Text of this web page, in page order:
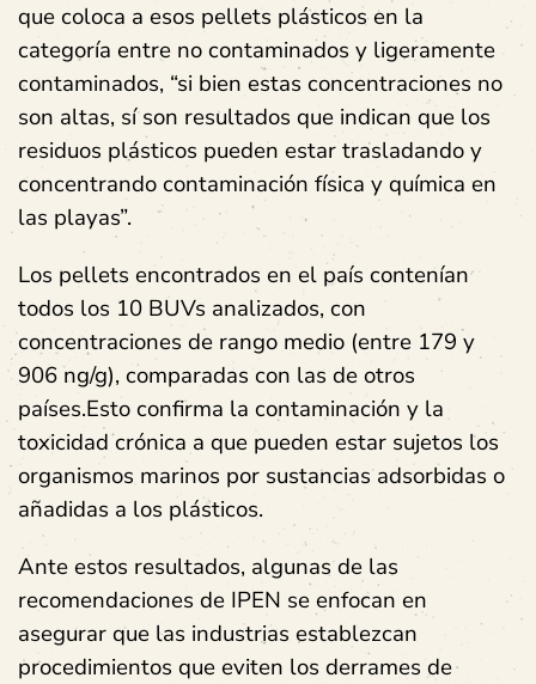
que coloca a esos pellets plásticos en la
categoría entre no contaminados y ligeramente
contaminados, “si bien estas concentraciones no
son altas, sí son resultados que indican que los
residuos plásticos pueden estar trasladando y
concentrando contaminación física y química en
las playas”.
Los pellets encontrados en el país contenían
todos los 10 BUVs analizados, con
concentraciones de rango medio (entre 179 y
906 ng/g), comparadas con las de otros
países.Esto confirma la contaminación y la
toxicidad crónica a que pueden estar sujetos los
organismos marinos por sustancias adsorbidas o
añadidas a los plásticos.
Ante estos resultados, algunas de las
recomendaciones de IPEN se enfocan en
asegurar que las industrias establezcan
procedimientos que eviten los derrames de